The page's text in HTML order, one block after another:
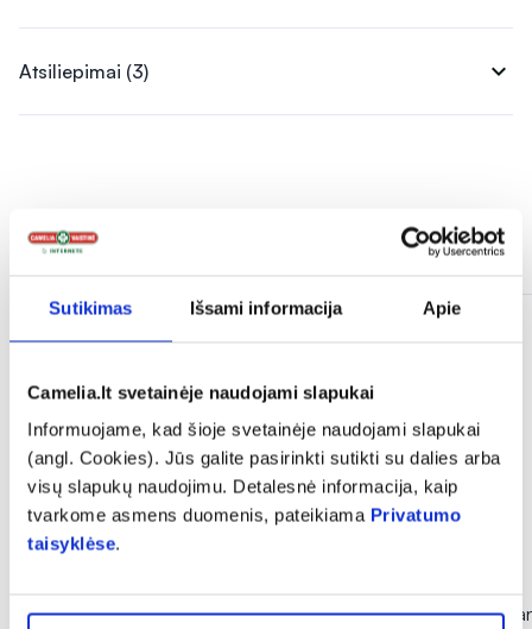
Sutikimas Išsami informacija Apie
Camelia.lt svetainėje naudojami slapukai
Informuojame, kad šioje svetainėje naudojami slapukai
(angl. Cookies). Jūs galite pasirinkti sutikti su dalies arba
visų slapukų naudojimu. Detalesnė informacija, kaip
tvarkome asmens duomenis, pateikiama Privatumo
taisyklėse.
Atsiliepimai (3) expand_more
Panašios prekės
DELIA micelinis vanduo DELIA micelinis